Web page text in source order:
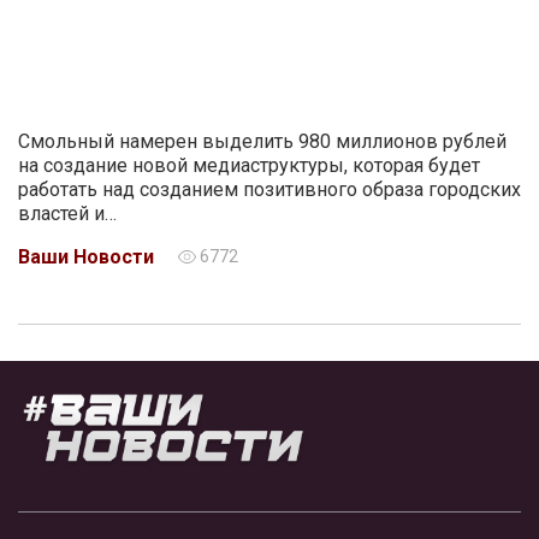
Смольный намерен выделить 980 миллионов рублей
на создание новой медиаструктуры, которая будет
работать над созданием позитивного образа городских
властей и…
Ваши Новости
6772